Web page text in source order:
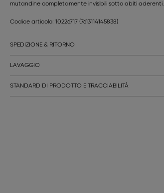
mutandine completamente invisibili sotto abiti aderenti.
Codice articolo: 10226717 (7613114145838)
SPEDIZIONE & RITORNO
LAVAGGIO
STANDARD DI PRODOTTO E TRACCIABILITÀ